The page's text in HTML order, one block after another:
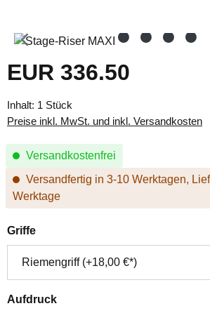
Bildergalerie überspringen
Regulärer Preis:
EUR 336.50
Inhalt: 1 Stück
Preise inkl. MwSt. und inkl. Versandkosten
Versandkostenfrei
Versandfertig in 3-10 Werktagen,
Werktage
Griffeauswählen
Aufdruckauswählen